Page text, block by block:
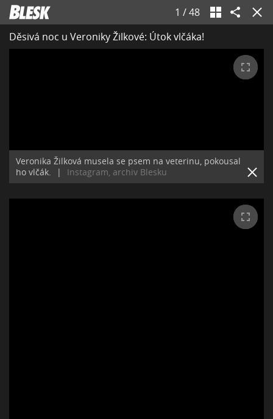
1 /48
Děsivá noc u Veroniky Žilkové: Útok vlčáka!
Veronika Žilková musela se psem na veterinu, pokousal
ho vlčák.
| Instagram, archiv Blesku